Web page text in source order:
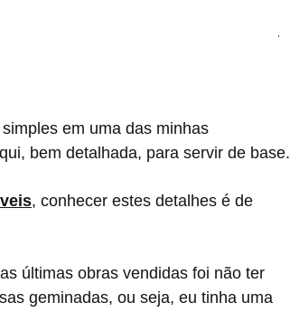
.
simples em uma das minhas
bem detalhada, para servir de base.
, conhecer estes detalhes é de
últimas obras vendidas foi não ter
geminadas, ou seja, eu tinha uma